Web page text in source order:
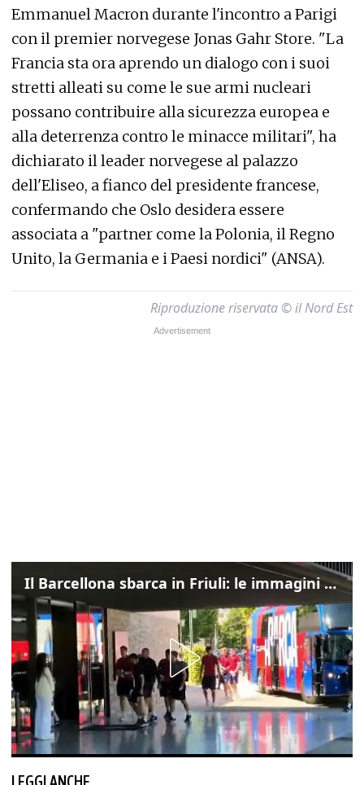
Emmanuel Macron durante l'incontro a Parigi
con il premier norvegese Jonas Gahr Store. "La
Francia sta ora aprendo un dialogo con i suoi
stretti alleati su come le sue armi nucleari
possano contribuire alla sicurezza europea e
alla deterrenza contro le minacce militari", ha
dichiarato il leader norvegese al palazzo
dell'Eliseo, a fianco del presidente francese,
confermando che Oslo desidera essere
associata a "partner come la Polonia, il Regno
Unito, la Germania e i Paesi nordici" (ANSA).
Riproduzione riservata © il Nord Est
Il Barcellona sbarca in Friuli: le immagini dell'arrivo in albergo